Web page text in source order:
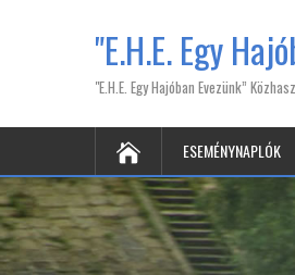
"E.H.E. Egy
"E.H.E. Egy Hajóban Evezünk”
ESEMÉNYNAPLÓK